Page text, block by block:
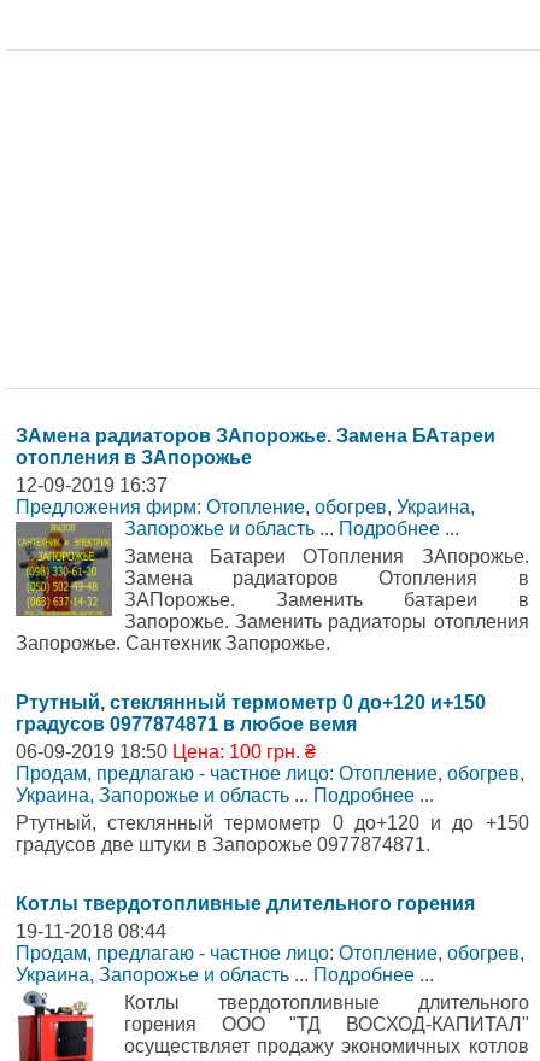
ЗАмена радиаторов ЗАпорожье. Замена БАтареи
отопления в ЗАпорожье
12-09-2019 16:37
Предложения фирм: Отопление, обогрев, Украина,
Запорожье и область ... Подробнее ...
Замена Батареи ОТопления ЗАпорожье.
Замена радиаторов Отопления в
ЗАПорожье. Заменить батареи в
Запорожье. Заменить радиаторы отопления
Запорожье. Сантехник Запорожье.
Ртутный, стеклянный термометр 0 до+120 и+150
градусов 0977874871 в любое вемя
06-09-2019 18:50 Цена: 100 грн. ₴
Продам, предлагаю - частное лицо: Отопление, обогрев,
Украина, Запорожье и область ... Подробнее ...
Ртутный, стеклянный термометр 0 до+120 и до +150
градусов две штуки в Запорожье 0977874871.
Котлы твердотопливные длительного горения
19-11-2018 08:44
Продам, предлагаю - частное лицо: Отопление, обогрев,
Украина, Запорожье и область ... Подробнее ...
Котлы твердотопливные длительного
горения ООО "ТД ВОСХОД-КАПИТАЛ"
осуществляет продажу экономичных котлов